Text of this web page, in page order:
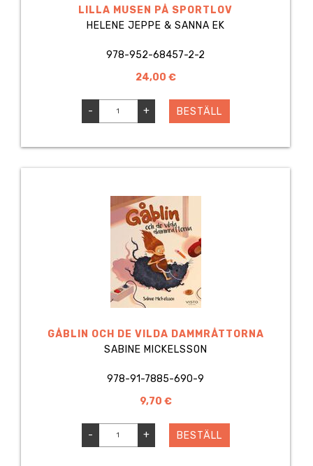
LILLA MUSEN PÅ SPORTLOV
HELENE JEPPE & SANNA EK
978-952-68457-2-2
24,00 €
- + BESTÄLL
GÅBLIN OCH DE VILDA DAMMRÅTTORNA
SABINE MICKELSSON
978-91-7885-690-9
9,70 €
- + BESTÄLL